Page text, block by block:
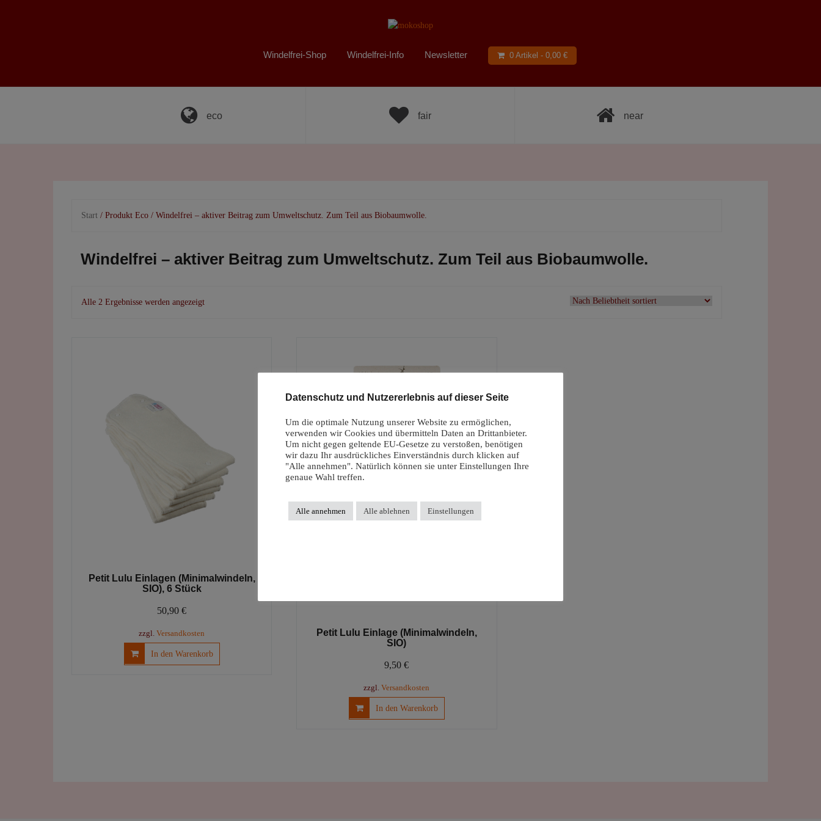
Windelfrei-Shop Windelfrei-Info Newsletter 0 Artikel - 0,00 €
eco fair near
Start / Produkt Eco / Windelfrei – aktiver Beitrag zum Umweltschutz. Zum Teil aus Biobaumwolle.
Windelfrei – aktiver Beitrag zum Umweltschutz. Zum Teil aus Biobaumwolle.
Alle 2 Ergebnisse werden angezeigtNach
Petit Lulu Einlagen (Minimalwindeln,
SIO), 6 Stück
50,90 €
zzgl. Versandkosten
In den Warenkorb
Petit Lulu Einlage (Minimalwindeln,
SIO)
9,50€
zzgl.Versandkosten
In den Warenkorb
Datenschutz und Nutzererlebnis auf dieser Seite
Um die optimale Nutzung unserer Website zu ermöglichen,
verwenden wir Cookies und übermitteln Daten an Drittanbieter.
Um nicht gegen geltende EU-Gesetze zu verstoßen, benötigen
wir dazu Ihr ausdrückliches Einverständnis durch klicken auf
"Alle annehmen". Natürlich können sie unter Einstellungen Ihre
genaue Wahl treffen.
Alle annehmen Alle ablehnen Einstellungen